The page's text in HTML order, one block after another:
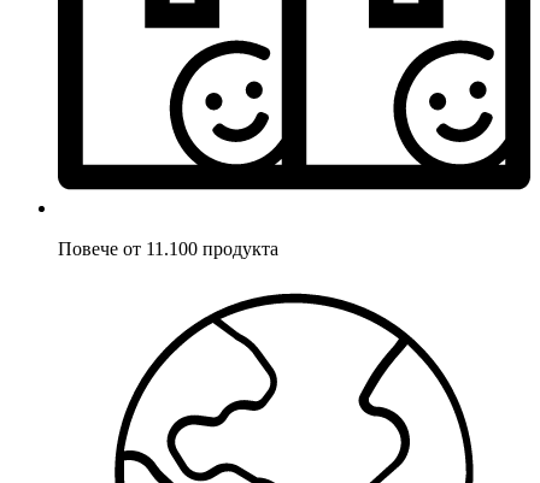
Повече от 11.100 продукта